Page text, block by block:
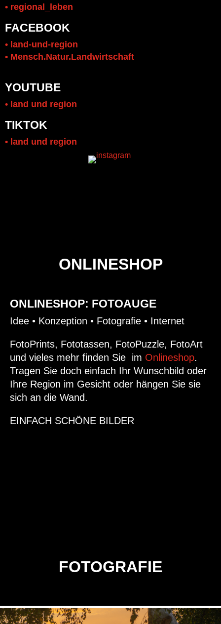
• regional_leben
FACEBOOK
• land-und-region
• Mensch.Natur.Landwirtschaft
YOUTUBE
• land und region
TIKTOK
• land und region
ONLINESHOP
ONLINESHOP: FOTOAUGE
Idee • Konzeption • Fotografie • Internet
FotoPrints, Fototassen, FotoPuzzle, FotoArt
und vieles mehr finden Sie im Onlineshop.
Tragen Sie doch einfach Ihr Wunschbild oder
Ihre Region im Gesicht oder hängen Sie sie
sich an die Wand.
EINFACH SCHÖNE BILDER
FOTOGRAFIE